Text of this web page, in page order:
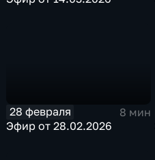
28 февраля
8 мин
Эфир от 28.02.2026